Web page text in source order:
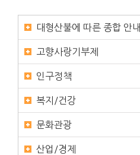
대형산불에 따른 종합 안내
고향사랑기부제
인구정책
복지/건강
문화관광
산업/경제